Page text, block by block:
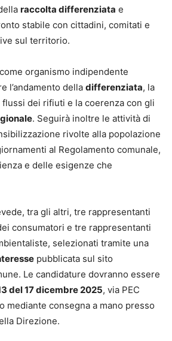
raccolta differenziata e
stabile con cittadini, comitati e
sul territorio.
organismo indipendente
l’andamento della differenziata, la
dei rifiuti e la coerenza con gli
. Seguirà inoltre le attività di
rivolte alla popolazione
al Regolamento comunale,
e delle esigenze che
tra gli altri, tre rappresentanti
consumatori e tre rappresentanti
selezionati tramite una
pubblicata sul sito
Le candidature dovranno essere
del 17 dicembre 2025, via PEC
mediante consegna a mano presso
Direzione.